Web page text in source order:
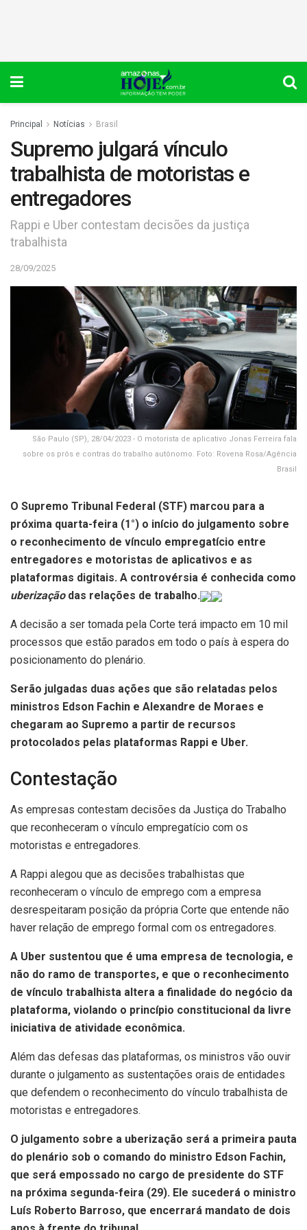
Principal Notícias Brasil
Supremo julgará vínculo
trabalhista de motoristas e
entregadores
Rappi e Uber contestam decisões da justiça
trabalhista
28/09/2025
São Paulo (SP), 28/04/2023 - O motorista de aplicativo Jonas Ferreira fala
sobre os prós e contras do trabalho autônomo. Foto: Rovena Rosa/Agência
Brasil
O Supremo Tribunal Federal (STF) marcou para a
próxima quarta-feira (1°) o início do julgamento sobre
o reconhecimento de vínculo empregatício entre
entregadores e motoristas de aplicativos e as
plataformas digitais. A controvérsia é conhecida como
uberizaçãodas relações de trabalho.
A decisão a ser tomada pela Corte terá impacto em 10 mil
processos que estão parados em todo o país à espera do
posicionamento do plenário.
Serão julgadas duas ações que são relatadas pelos
ministros Edson Fachin e Alexandre de Moraes e
chegaram ao Supremo a partir de recursos
protocolados pelas plataformas Rappi e Uber.
Contestação
As empresas contestam decisões da Justiça do Trabalho
que reconheceram o vínculo empregatício com os
motoristas e entregadores.
A Rappi alegou que as decisões trabalhistas que
reconheceram o vínculo de emprego com a empresa
desrespeitaram posição da própria Corte que entende não
haver relação de emprego formal com os entregadores.
A Uber sustentou que é uma empresa de tecnologia, e
não do ramo de transportes, e que o reconhecimento
de vínculo trabalhista altera a finalidade do negócio da
plataforma, violando o princípio constitucional da livre
iniciativa de atividade econômica.
Além das defesas das plataformas, os ministros vão ouvir
durante o julgamento as sustentações orais de entidades
que defendem o reconhecimento do vínculo trabalhista de
motoristas e entregadores.
O julgamento sobre a uberização será a primeira pauta
do plenário sob o comando do ministro Edson Fachin,
que será empossado no cargo de presidente do STF
na próxima segunda-feira (29). Ele sucederá o ministro
Luís Roberto Barroso, que encerrará mandato de dois